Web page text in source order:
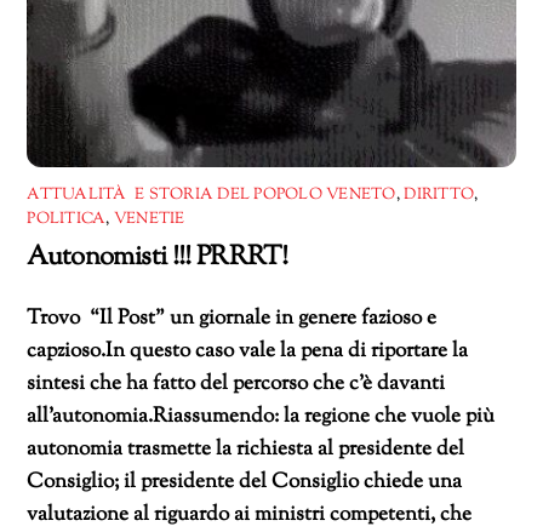
ATTUALITÀ E STORIA DEL POPOLO VENETO,DIRITTO,
POLITICA, VENETIE
Autonomisti !!! PRRRT!
Trovo “Il Post” un giornale in genere fazioso e
capzioso.In questo caso vale la pena di riportare la
sintesi che ha fatto del percorso che c’è davanti
all’autonomia.Riassumendo: la regione che vuole più
autonomia trasmette la richiesta al presidente del
Consiglio; il presidente del Consiglio chiede una
valutazione al riguardo ai ministri competenti, che